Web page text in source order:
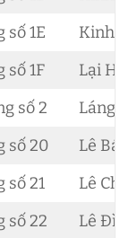
số 1E
Kinh
số 1F
Lại
số 2
Láng
số 20
Lê Bá
số 21
Lê
số 22
Lê